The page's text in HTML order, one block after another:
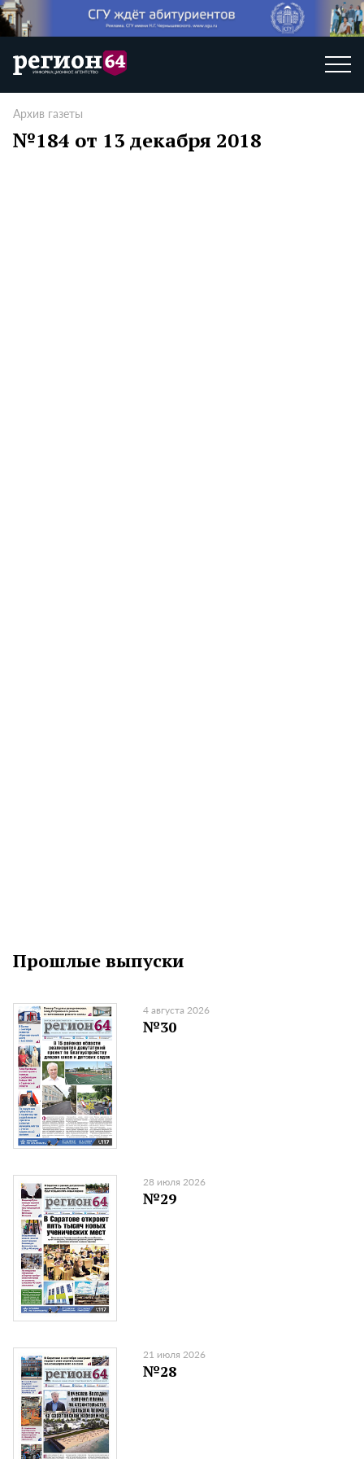
Архив газеты
№184 от 13 декабря 2018
Прошлые выпуски
4 августа 2026
№30
28 июля 2026
№29
21 июля 2026
№28